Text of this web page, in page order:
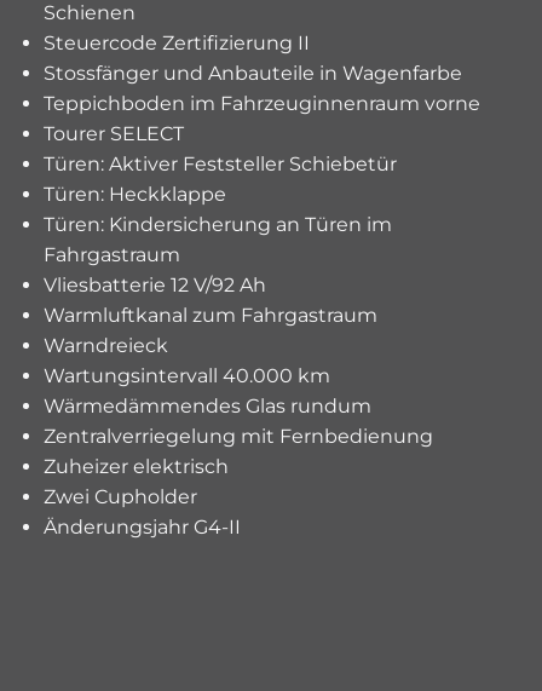
Schienen
Steuercode Zertifizierung II
Stossfänger und Anbauteile in Wagenfarbe
Teppichboden im Fahrzeuginnenraum vorne
Tourer SELECT
Türen: Aktiver Feststeller Schiebetür
Türen: Heckklappe
Türen: Kindersicherung an Türen im
Fahrgastraum
Vliesbatterie 12 V/92 Ah
Warmluftkanal zum Fahrgastraum
Warndreieck
Wartungsintervall 40.000 km
Wärmedämmendes Glas rundum
Zentralverriegelung mit Fernbedienung
Zuheizer elektrisch
Zwei Cupholder
Änderungsjahr G4-II